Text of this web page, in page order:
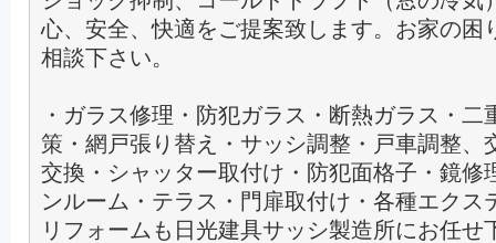
心、安全、快適をご提案致します。お家の困
相談下さい。
・ガラス修理・防犯ガラス・断熱ガラス・二
策・網戸張り替え・サッシ調整・戸車調整、
交換・シャッター取付け・防犯面格子・鏡修
ンルーム・テラス・門扉取付け・各種エクス
リフォームも日光建具サッシ製造所にお任せ